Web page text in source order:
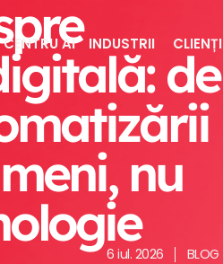
CENTRU AI INDUSTRII CLIENȚI
de
nu
6 iul. 2026 BLOG